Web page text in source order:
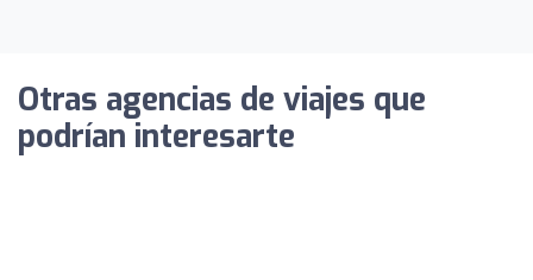
Otras agencias de viajes que
podrían interesarte